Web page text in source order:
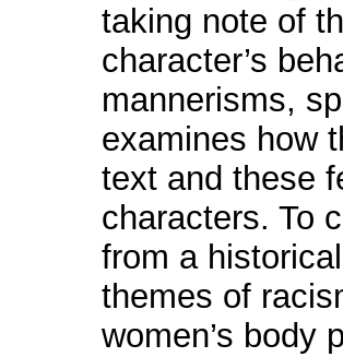
taking note of
character’s
mannerisms,
examines how
text and these
characters. To
from a
themes of
women’s body